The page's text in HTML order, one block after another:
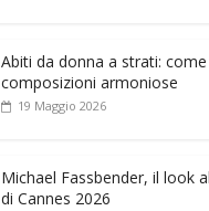
Abiti da donna a strati:
composizioni armoniose
19 Maggio 2026
Michael Fassbender, il look
di Cannes 2026